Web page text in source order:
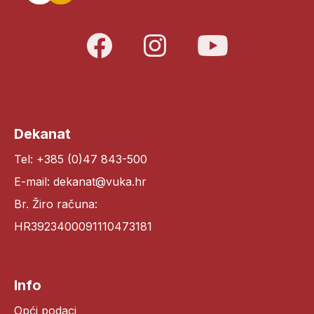
Dekanat
Tel: +385 (0)47 843-500
E-mail: dekanat@vuka.hr
Br. Žiro računa:
HR3923400091110473181
Info
Opći podaci